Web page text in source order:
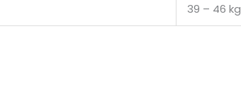
39 – 46 kg